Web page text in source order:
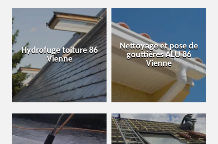
Hydrofuge toiture 86
Vienne
Nettoyage et pose de
gouttières ALU 86
Vienne